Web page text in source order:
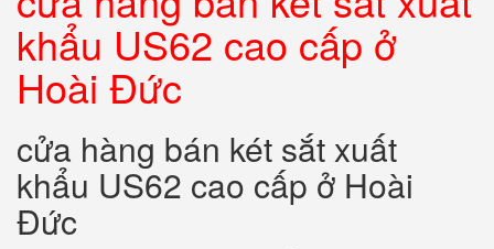
khẩu US62 cao cấp ở
Hoài Đức
cửa hàng bán két sắt xuất
khẩu US62 cao cấp ở Hoài
Đức